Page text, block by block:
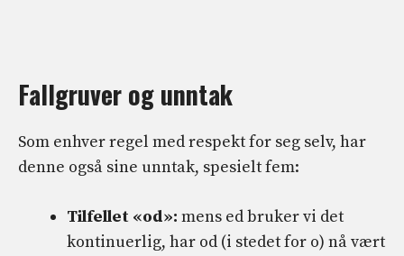
Fallgruver og unntak
Som enhver regel med respekt for seg selv, har
denne også sine unntak, spesielt fem:
Tilfellet «od»: mens ed bruker vi det
kontinuerlig, har od (i stedet for o) nå vært